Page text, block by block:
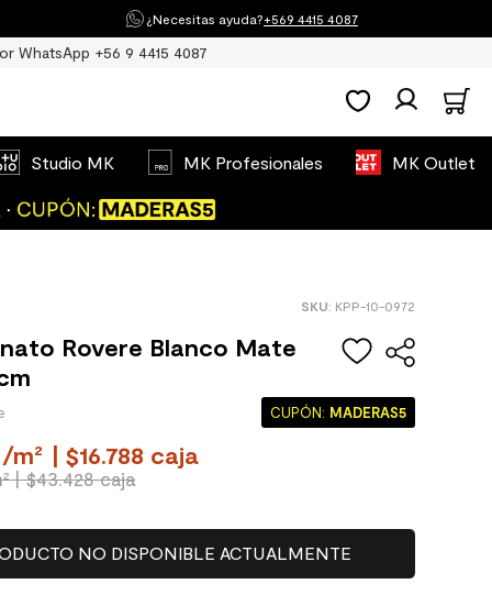
¿Necesitas ayuda?+569 4415 4087
WhatsApp +56 9 4415 4087
Studio MK MK Profesionales MK Outlet
: KPP-10-0972
Rovere Blanco Mate
CUPÓN: MADERAS5
/m² | $16.788 caja
| $43.428 caja
NO DISPONIBLE ACTUALMENTE